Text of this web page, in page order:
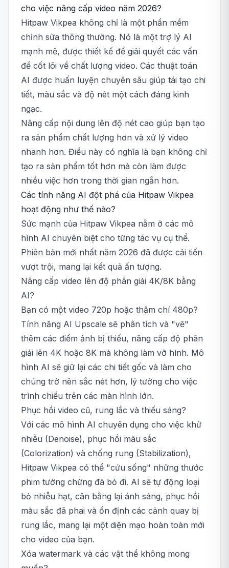
cho việc nâng cấp video năm 2026?
Hitpaw Vikpea không chỉ là một phần mềm
chỉnh sửa thông thường. Nó là một trợ lý AI
mạnh mẽ, được thiết kế để giải quyết các vấn
đề cốt lõi về chất lượng video. Các thuật toán
AI được huấn luyện chuyên sâu giúp tái tạo chi
tiết, màu sắc và độ nét một cách đáng kinh
ngạc.
Nâng cấp nội dung lên độ nét cao giúp bạn tạo
ra sản phẩm chất lượng hơn và xử lý video
nhanh hơn. Điều này có nghĩa là bạn không chỉ
tạo ra sản phẩm tốt hơn mà còn làm được
nhiều việc hơn trong thời gian ngắn hơn.
Các tính năng AI đột phá của Hitpaw Vikpea
hoạt động như thế nào?
Sức mạnh của Hitpaw Vikpea nằm ở các mô
hình AI chuyên biệt cho từng tác vụ cụ thể.
Phiên bản mới nhất năm 2026 đã được cải tiến
vượt trội, mang lại kết quả ấn tượng.
Nâng cấp video lên độ phân giải 4K/8K bằng
AI?
Bạn có một video 720p hoặc thậm chí 480p?
Tính năng AI Upscale sẽ phân tích và "vẽ"
thêm các điểm ảnh bị thiếu, nâng cấp độ phân
giải lên 4K hoặc 8K mà không làm vỡ hình. Mô
hình AI sẽ giữ lại các chi tiết gốc và làm cho
chúng trở nên sắc nét hơn, lý tưởng cho việc
trình chiếu trên các màn hình lớn.
Phục hồi video cũ, rung lắc và thiếu sáng?
Với các mô hình AI chuyên dụng cho việc khử
nhiễu (Denoise), phục hồi màu sắc
(Colorization) và chống rung (Stabilization),
Hitpaw Vikpea có thể "cứu sống" những thước
phim tưởng chừng đã bỏ đi. AI sẽ tự động loại
bỏ nhiễu hạt, cân bằng lại ánh sáng, phục hồi
màu sắc đã phai và ổn định các cảnh quay bị
rung lắc, mang lại một diện mạo hoàn toàn mới
cho video của bạn.
Xóa watermark và các vật thể không mong